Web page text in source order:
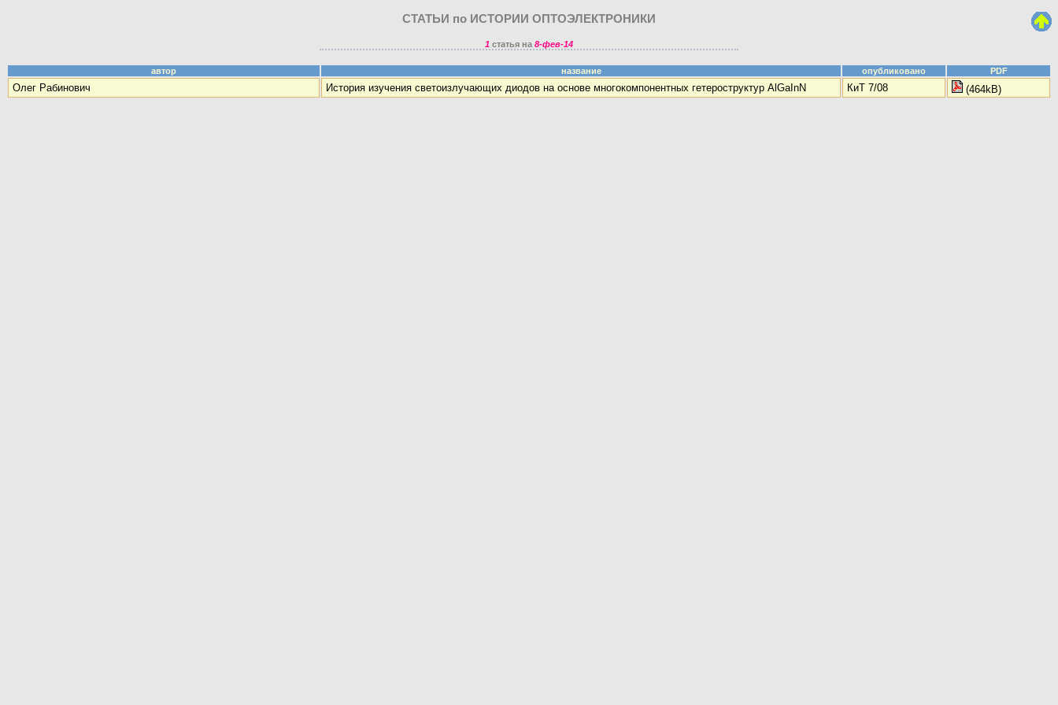
СТАТЬИ по ИСТОРИИ ОПТОЭЛЕКТРОНИКИ
1 статья на 8-фев-14
автор название опубликовано PDF
Олег Рабинович История изучения светоизлучающих диодов на основе многокомпонентных гетероструктур AlGaInN КиТ 7/08 (464kB)